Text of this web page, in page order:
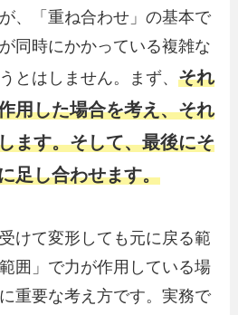
、「重ね合わせ」の基本で
同時にかかっている複雑な
とはしません。まず、それ
用した場合を考え、それ
ます。そして、最後にそ
足し合わせます。
けて変形しても元に戻る範
囲」で力が作用している場
重要な考え方です。実務で